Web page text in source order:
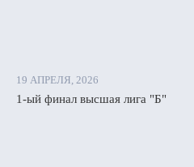
19 АПРЕЛЯ, 2026
1-ый финал высшая лига "Б"